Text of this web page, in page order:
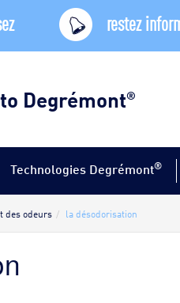
restez
Degrémont®
Technologies Degrémont®
des odeurs la désodorisation